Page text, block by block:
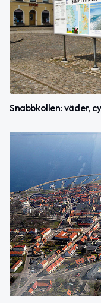
Snabbkollen: väder,